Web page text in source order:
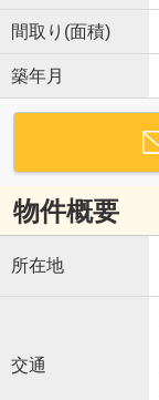
間取り(面積)
築年月
物件概要
所在地
交通